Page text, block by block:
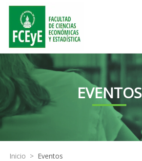
EVENTOS
Inicio > Eventos